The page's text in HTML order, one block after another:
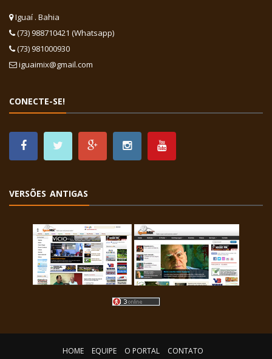
Iguaí . Bahia
(73) 988710421 (Whatsapp)
(73) 981000930
iguaimix@gmail.com
CONECTE-SE!
VERSÕES ANTIGAS
HOME EQUIPE O PORTAL CONTATO